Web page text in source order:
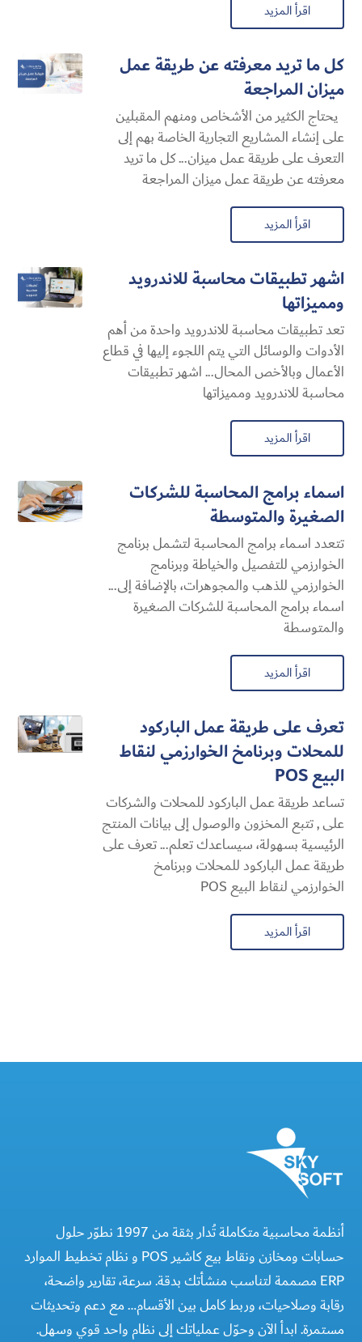
اقرأ المزيد
كل ما تريد معرفته عن طريقة عمل
ميزان المراجعة
يحتاج الكثير من الأشخاص ومنهم المقبلين
على إنشاء المشاريع التجارية الخاصة بهم إلى
التعرف على طريقة عمل ميزان... كل ما تريد
معرفته عن طريقة عمل ميزان المراجعة
اقرأ المزيد
اشهر تطبيقات محاسبة للاندرويد
ومميزاتها
تعد تطبيقات محاسبة للاندرويد واحدة من أهم
الأدوات والوسائل التي يتم اللجوء إليها في قطاع
الأعمال وبالأخص المحال... اشهر تطبيقات
محاسبة للاندرويد ومميزاتها
اقرأ المزيد
اسماء برامج المحاسبة للشركات
الصغيرة والمتوسطة
تتعدد اسماء برامج المحاسبة لتشمل برنامج
الخوارزمي للتفصيل والخياطة وبرنامج
الخوارزمي للذهب والمجوهرات، بالإضافة إلى...
اسماء برامج المحاسبة للشركات الصغيرة
والمتوسطة
اقرأ المزيد
تعرف على طريقة عمل الباركود
للمحلات وبرنامخ الخوارزمي لنقاط
البيع POS
تساعد طريقة عمل الباركود للمحلات والشركات
على , تتبع المخزون والوصول إلى بيانات المنتج
الرئيسية بسهولة، سيساعدك تعلم... تعرف على
طريقة عمل الباركود للمحلات وبرنامخ
الخوارزمي لنقاط البيع POS
اقرأ المزيد
أنظمة محاسبية متكاملة تُدار بثقة من 1997 نطوّر حلول
حسابات ومخازن ونقاط بيع كاشير POS و نظام تخطيط الموارد
ERP مصممة لتناسب منشأتك بدقة. سرعة، تقارير واضحة،
رقابة وصلاحيات، وربط كامل بين الأقسام… مع دعم وتحديثات
مستمرة. ابدأ الآن وحوّل عملياتك إلى نظام واحد قوي وسهل.